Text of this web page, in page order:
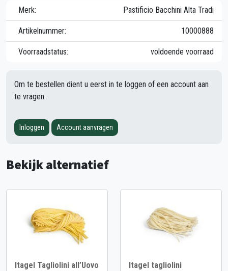
Merk:
Pastificio Bacchini Alta Tradi
Artikelnummer: 10000888
Voorraadstatus: voldoende voorraad
Om te bestellen dient u eerst in te loggen of een account aan
te vragen.
Inloggen Account aanvragen
Bekijk alternatief
Itagel Tagliolini all’Uovo
Itagel tagliolini